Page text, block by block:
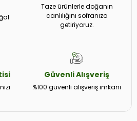
Taze ürünlerle doğanın
canlılığını sofranıza
getiriyoruz.
GüvenliAlışveriş
%100 güvenli alışveriş imkanı